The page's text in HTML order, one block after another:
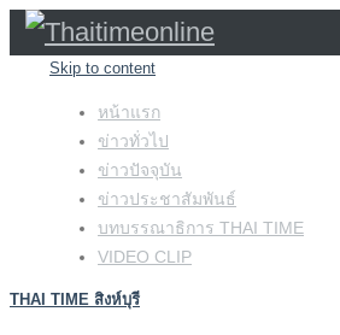
Skip to content
หน้าแรก
ข่าวทั่วไป
ข่าวปัจจุบัน
ข่าวประชาสัมพันธ์
บทบรรณาธิการ THAI TIME
VIDEO CLIP
THAI TIME สิงห์บุรี